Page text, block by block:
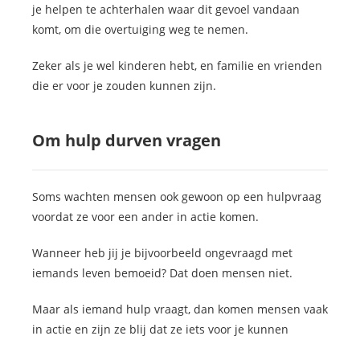
je helpen te achterhalen waar dit gevoel vandaan
komt, om die overtuiging weg te nemen.
Zeker als je wel kinderen hebt, en familie en vrienden
die er voor je zouden kunnen zijn.
Om hulp durven vragen
Soms wachten mensen ook gewoon op een hulpvraag
voordat ze voor een ander in actie komen.
Wanneer heb jij je bijvoorbeeld ongevraagd met
iemands leven bemoeid? Dat doen mensen niet.
Maar als iemand hulp vraagt, dan komen mensen vaak
in actie en zijn ze blij dat ze iets voor je kunnen